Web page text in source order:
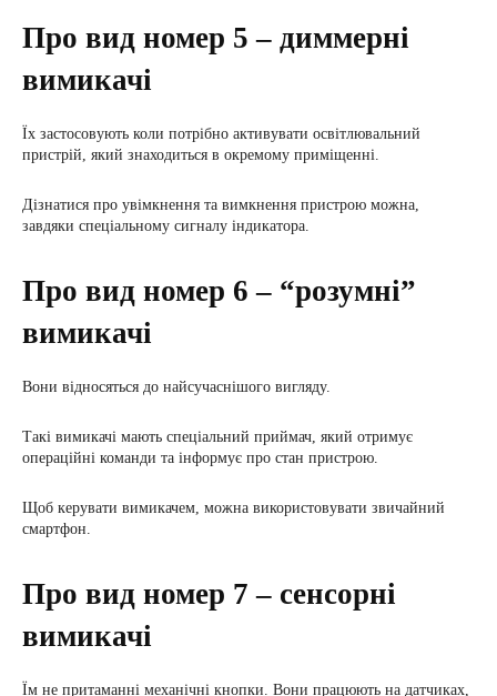
Про вид номер 5 – диммерні
вимикачі
Їх застосовують коли потрібно активувати освітлювальний
пристрій, який знаходиться в окремому приміщенні.
Дізнатися про увімкнення та вимкнення пристрою можна,
завдяки спеціальному сигналу індикатора.
Про вид номер 6 – “розумні”
вимикачі
Вони відносяться до найсучаснішого вигляду.
Такі вимикачі мають спеціальний приймач, який отримує
операційні команди та інформує про стан пристрою.
Щоб керувати вимикачем, можна використовувати звичайний
смартфон.
Про вид номер 7 – сенсорні
вимикачі
Їм не притаманні механічні кнопки. Вони працюють на датчиках,